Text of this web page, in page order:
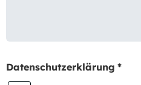
Datenschutzerklärung *